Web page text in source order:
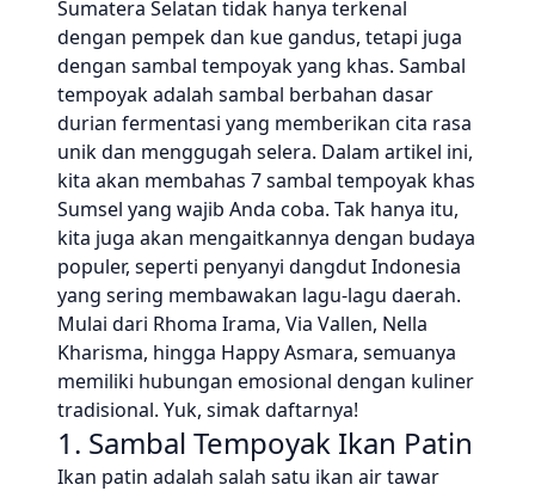
Sumatera Selatan tidak hanya terkenal
dengan pempek dan kue gandus, tetapi juga
dengan sambal tempoyak yang khas. Sambal
tempoyak adalah sambal berbahan dasar
durian fermentasi yang memberikan cita rasa
unik dan menggugah selera. Dalam artikel ini,
kita akan membahas 7 sambal tempoyak khas
Sumsel yang wajib Anda coba. Tak hanya itu,
kita juga akan mengaitkannya dengan budaya
populer, seperti penyanyi dangdut Indonesia
yang sering membawakan lagu-lagu daerah.
Mulai dari Rhoma Irama, Via Vallen, Nella
Kharisma, hingga Happy Asmara, semuanya
memiliki hubungan emosional dengan kuliner
tradisional. Yuk, simak daftarnya!
1. Sambal Tempoyak Ikan Patin
Ikan patin adalah salah satu ikan air tawar